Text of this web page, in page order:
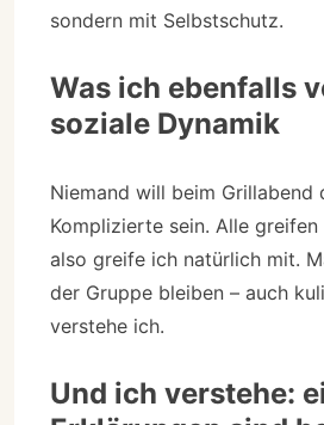
sondern mit Selbstschutz.
Was ich ebenfalls
soziale Dynamik
Niemand will beim Grillabend
Komplizierte sein. Alle
also greife ich natürlich mit.
der Gruppe bleiben – auch
verstehe ich.
Und ich verstehe: